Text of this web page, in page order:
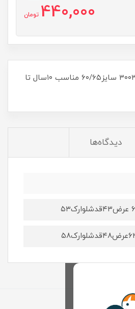
440,000 تومان
تیشرت وشلوارک Aکد ۳۰۰۳ سایز۶۰/۶۵ مناسب ۱۰سال تا
دیدگاه‌ها
برگشت به بالا